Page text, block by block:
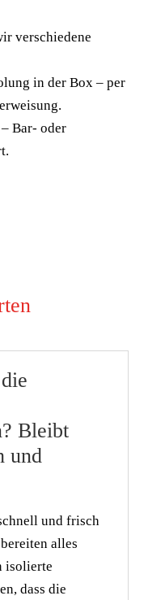
verschiedene
in der Box – per
Bar- oder
Bleibt
und
und frisch
alles
isolierte
dass die